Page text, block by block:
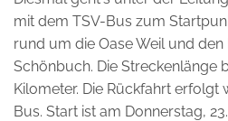
mit dem TSV-Bus zum
rund um die Oase Weil und den
Schönbuch. Die Streckenlänge
Kilometer. Die Rückfahrt erfolgt
Bus. Start ist am Donnerstag,